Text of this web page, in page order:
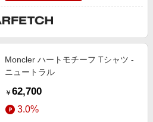
Moncler ハートモチーフ Tシャツ -
ニュートラル
￥ 62,700
3.0%